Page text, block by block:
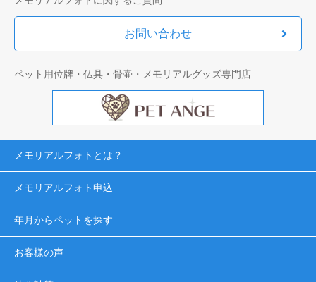
お問い合わせ
ペット用位牌・仏具・骨壷・メモリアルグッズ専門店
メモリアルフォトとは？
メモリアルフォト申込
年月からペットを探す
お客様の声